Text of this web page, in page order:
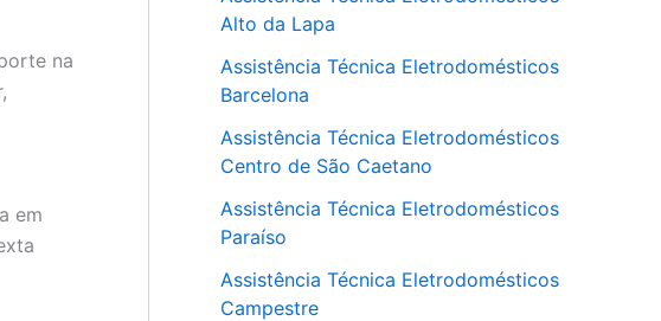
na
em
Alto da Lapa
Assistência Técnica Eletrodomésticos
Barcelona
Assistência Técnica Eletrodomésticos
Centro de São Caetano
Assistência Técnica Eletrodomésticos
Paraíso
Assistência Técnica Eletrodomésticos
Campestre